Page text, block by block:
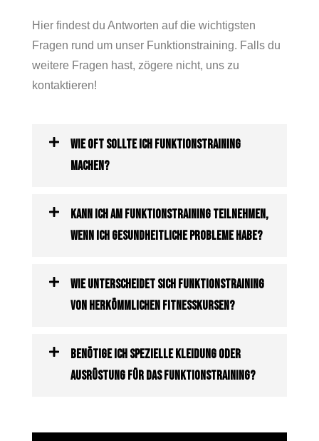
Hier findest du Antworten auf die wichtigsten
Fragen rund um unser Funktionstraining. Falls du
weitere Fragen hast, zögere nicht, uns zu
kontaktieren!
Wie oft sollte ich Funktionstraining
machen?
Kann ich am Funktionstraining teilnehmen,
wenn ich gesundheitliche Probleme habe?
Wie unterscheidet sich Funktionstraining
von herkömmlichen Fitnesskursen?
Benötige ich spezielle Kleidung oder
Ausrüstung für das Funktionstraining?